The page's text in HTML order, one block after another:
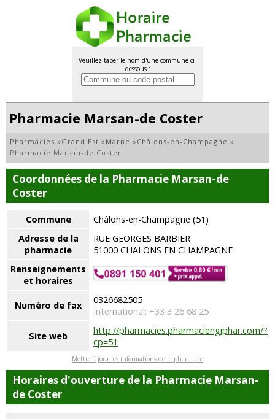
Veuillez taper le nom d'une commune ci-
dessous :
Pharmacie Marsan-de Coster
Pharmacies » Grand Est » Marne » Châlons-en-Champagne »
Pharmacie Marsan-de Coster
Coordonnées de la Pharmacie Marsan-de
Coster
Commune
Châlons-en-Champagne (51)
Adresse de la
pharmacie
RUE GEORGES BARBIER
51000 CHALONS EN CHAMPAGNE
Renseignements
et horaires
Numéro de fax
0326682505
International: +33 3 26 68 25
Site web
http://pharmacies.pharmaciengiphar.com/?
cp=51
Mettre à jour les informations de la pharmacie
Horaires d'ouverture de la Pharmacie Marsan-
de Coster